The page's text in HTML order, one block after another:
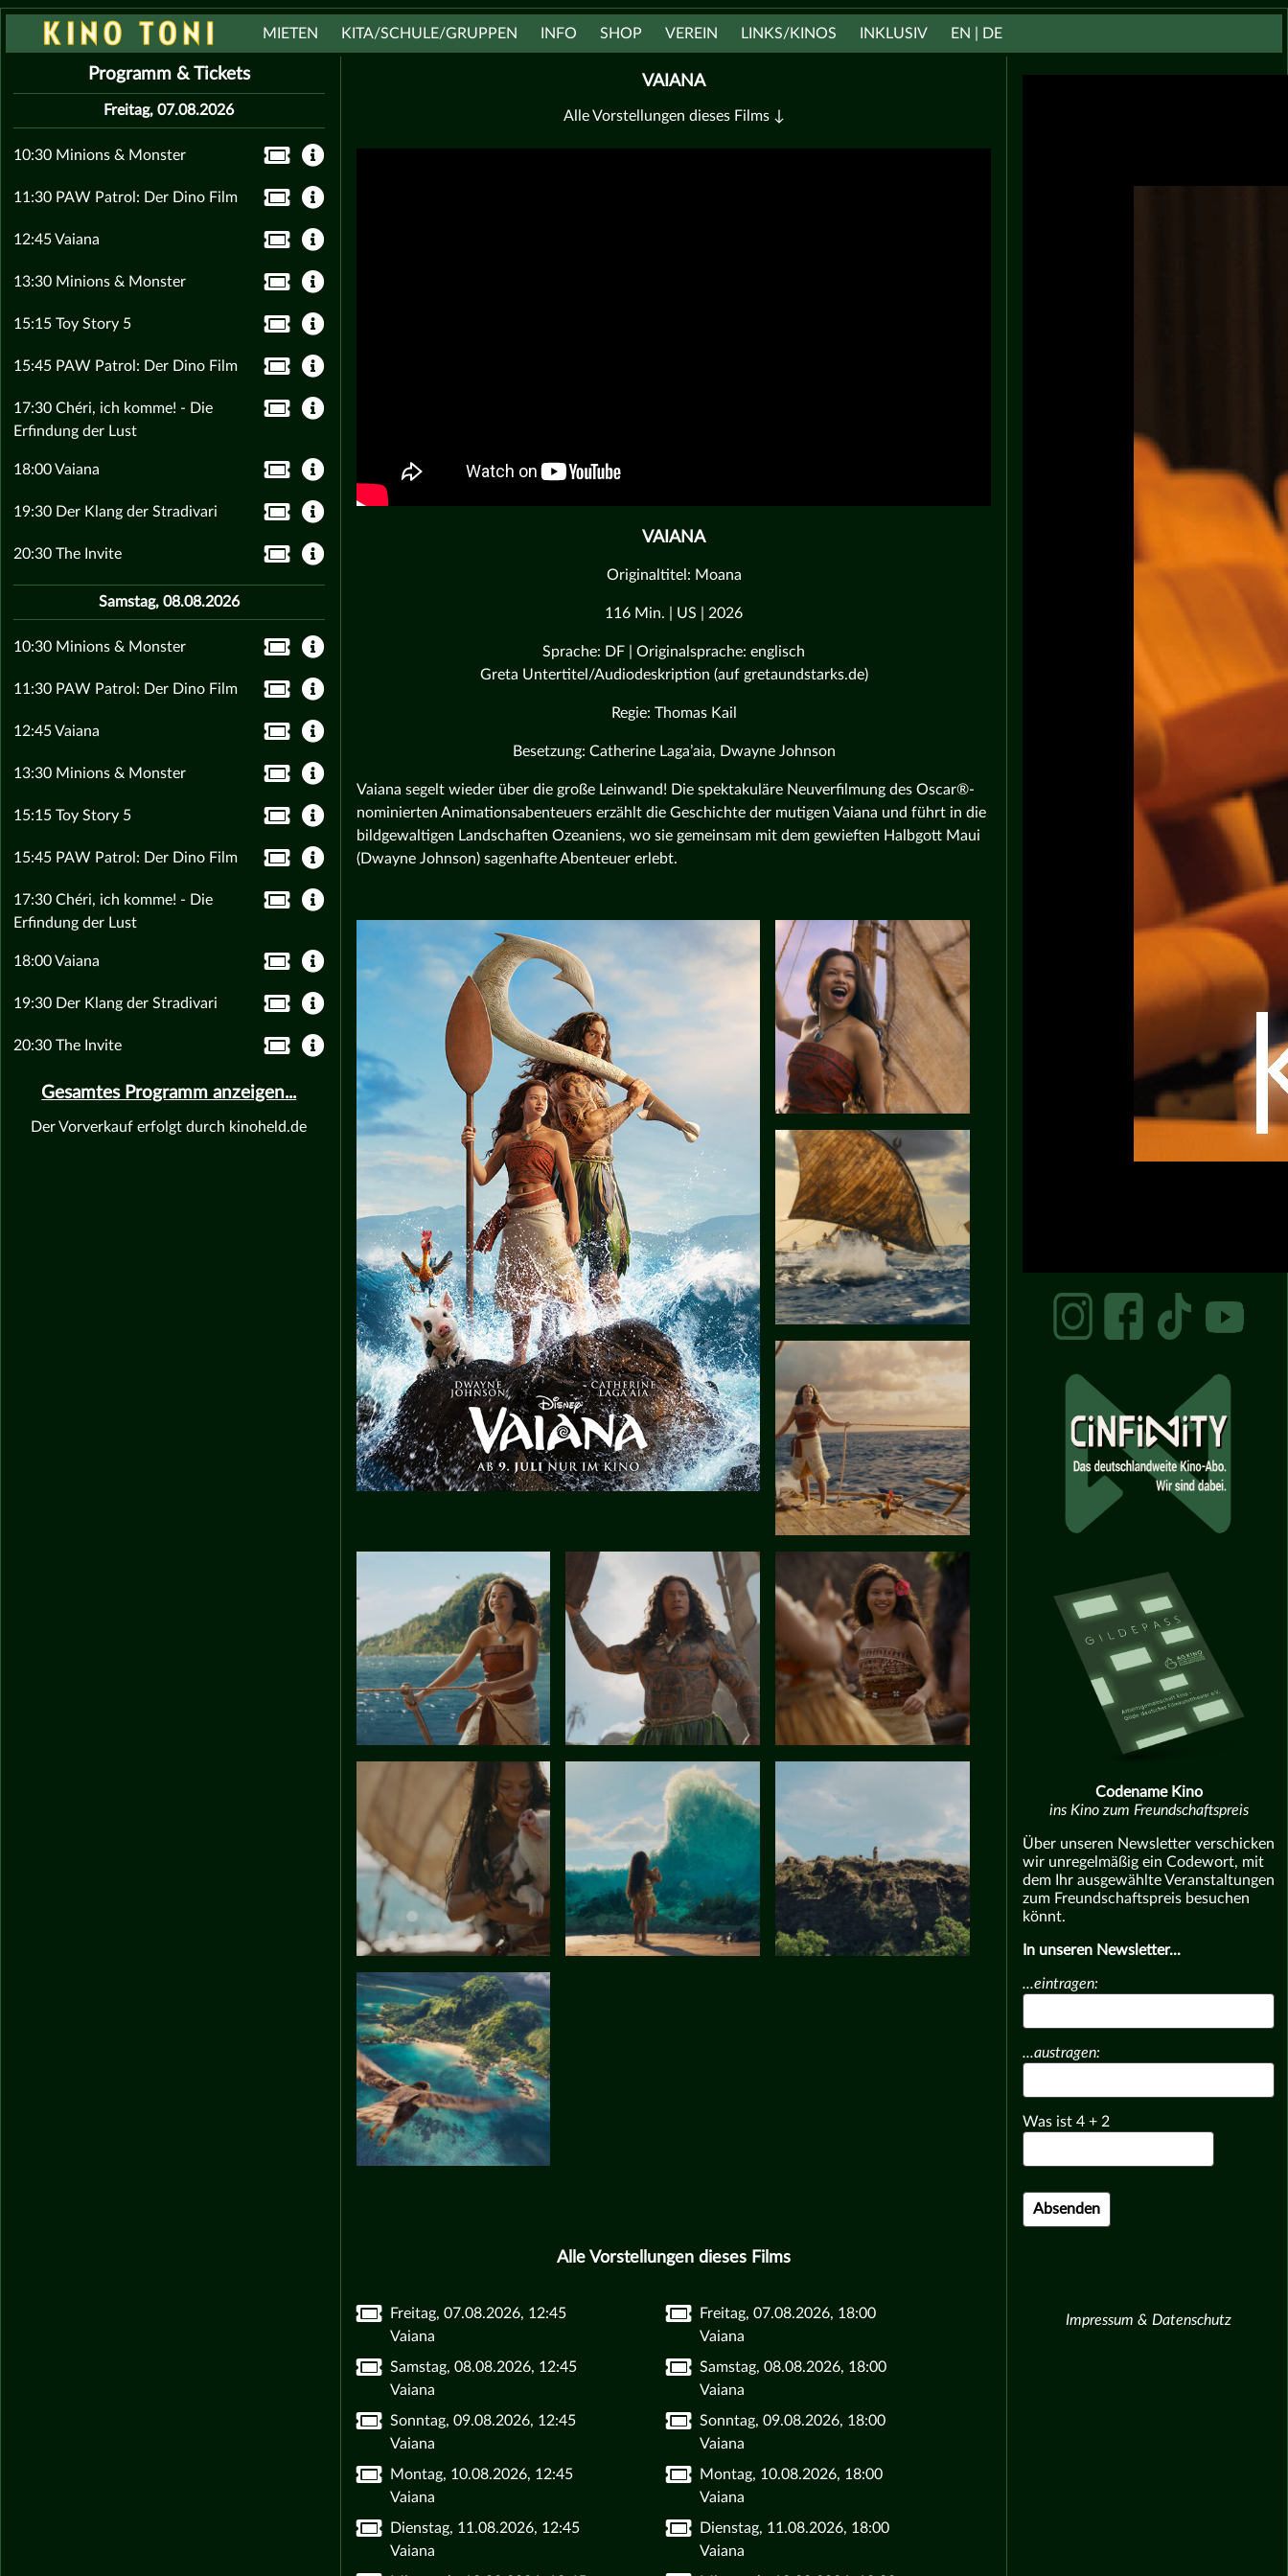
MIETEN KITA/SCHULE/GRUPPEN INFO SHOP VEREIN LINKS/KINOS INKLUSIV EN | DE
VAIANA
Alle Vorstellungen dieses Films ↓
VAIANA
Originaltitel: Moana
116 Min. | US | 2026
Sprache: DF | Originalsprache: englisch
Greta Untertitel/Audiodeskription (auf gretaundstarks.de)
Regie: Thomas Kail
Besetzung: Catherine Laga’aia, Dwayne Johnson
Vaiana segelt wieder über die große Leinwand! Die spektakuläre Neuverfilmung des Oscar®-
nominierten Animationsabenteuers erzählt die Geschichte der mutigen Vaiana und führt in die
bildgewaltigen Landschaften Ozeaniens, wo sie gemeinsam mit dem gewieften Halbgott Maui
(Dwayne Johnson) sagenhafte Abenteuer erlebt.
Alle Vorstellungen dieses Films
Freitag, 07.08.2026, 12:45
Vaiana
Freitag, 07.08.2026, 18:00
Vaiana
Samstag, 08.08.2026, 12:45
Vaiana
Samstag, 08.08.2026, 18:00
Vaiana
Sonntag, 09.08.2026, 12:45
Vaiana
Sonntag, 09.08.2026, 18:00
Vaiana
Montag, 10.08.2026, 12:45
Vaiana
Montag, 10.08.2026, 18:00
Vaiana
Dienstag, 11.08.2026, 12:45
Vaiana
Dienstag, 11.08.2026, 18:00
Vaiana
Programm & Tickets
Freitag, 07.08.2026
10:30 Minions & Monster
11:30 PAW Patrol: Der Dino Film
12:45 Vaiana
13:30 Minions & Monster
15:15 Toy Story 5
15:45 PAW Patrol: Der Dino Film
17:30 Chéri, ich komme! - Die
Erfindung der Lust
18:00 Vaiana
19:30 Der Klang der Stradivari
20:30 The Invite
Samstag, 08.08.2026
10:30 Minions & Monster
11:30 PAW Patrol: Der Dino Film
12:45 Vaiana
13:30 Minions & Monster
15:15 Toy Story 5
15:45 PAW Patrol: Der Dino Film
17:30 Chéri, ich komme! - Die
Erfindung der Lust
18:00 Vaiana
19:30 Der Klang der Stradivari
20:30 The Invite
Gesamtes Programm anzeigen...
Der Vorverkauf erfolgt durch kinoheld.de
Codename Kino
ins Kino zum Freundschaftspreis
Über unseren Newsletter verschicken
wir unregelmäßig ein Codewort, mit
dem Ihr ausgewählte Veranstaltungen
zum Freundschaftspreis besuchen
könnt.
In unseren Newsletter...
...eintragen:
...austragen:
Was ist4 + 2
Impressum & Datenschutz